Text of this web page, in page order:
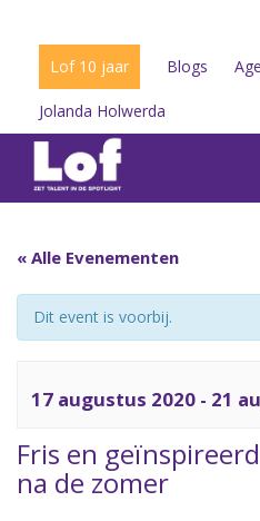
Lof 10 jaar Blogs
Jolanda Holwerda
« Alle Evenementen
Dit event is voorbij.
17 augustus 2020 - 21
Fris en
na de zomer